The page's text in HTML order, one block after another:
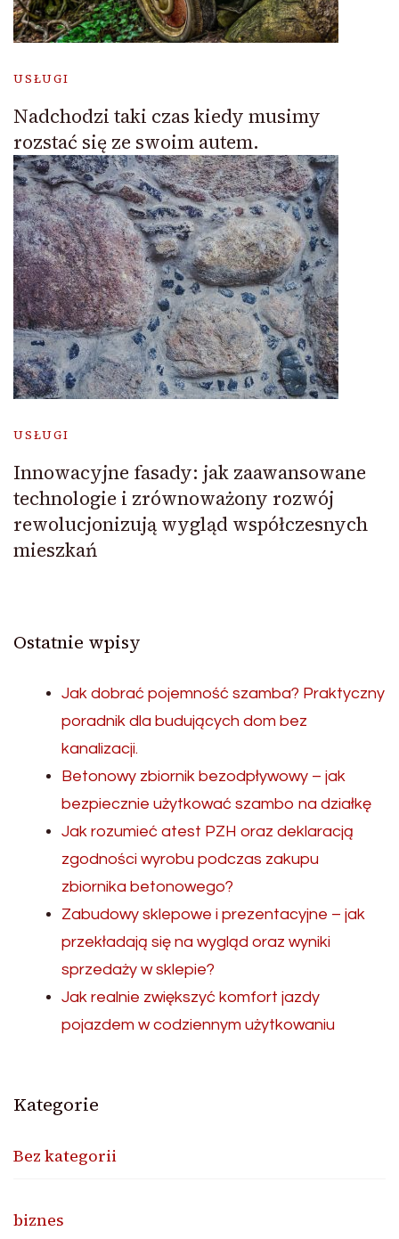
USŁUGI
Nadchodzi taki czas kiedy musimy
rozstać się ze swoim autem.
USŁUGI
Innowacyjne fasady: jak zaawansowane
technologie i zrównoważony rozwój
rewolucjonizują wygląd współczesnych
mieszkań
Ostatnie wpisy
Jak dobrać pojemność szamba? Praktyczny
poradnik dla budujących dom bez
kanalizacji.
Betonowy zbiornik bezodpływowy – jak
bezpiecznie użytkować szambo na działkę
Jak rozumieć atest PZH oraz deklaracją
zgodności wyrobu podczas zakupu
zbiornika betonowego?
Zabudowy sklepowe i prezentacyjne – jak
przekładają się na wygląd oraz wyniki
sprzedaży w sklepie?
Jak realnie zwiększyć komfort jazdy
pojazdem w codziennym użytkowaniu
Kategorie
Bez kategorii
biznes